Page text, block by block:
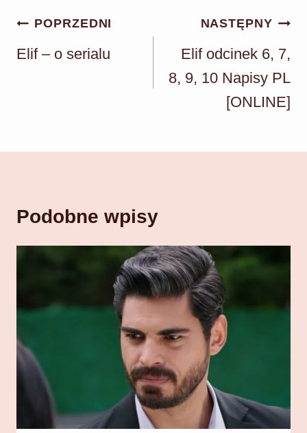
Nawigacja
wpisu
POPRZEDNI
Elif – o serialu
NASTĘPNY
Elif odcinek 6, 7,
8, 9, 10 Napisy PL
[ONLINE]
Podobne wpisy